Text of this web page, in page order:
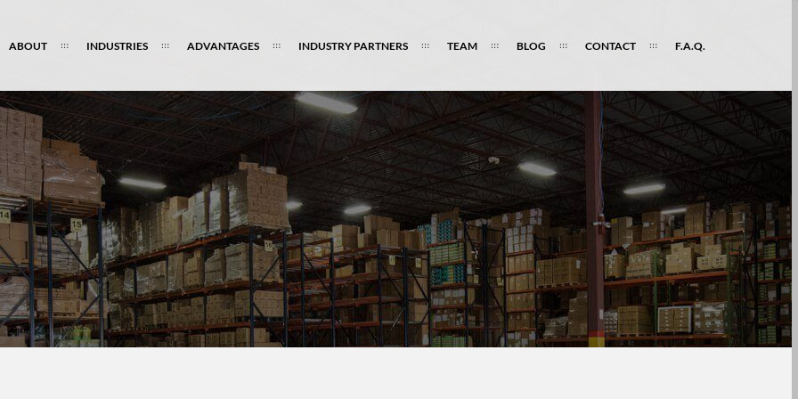
ABOUT INDUSTRIES ADVANTAGES INDUSTRY PARTNERS TEAM BLOG CONTACT F.A.Q.